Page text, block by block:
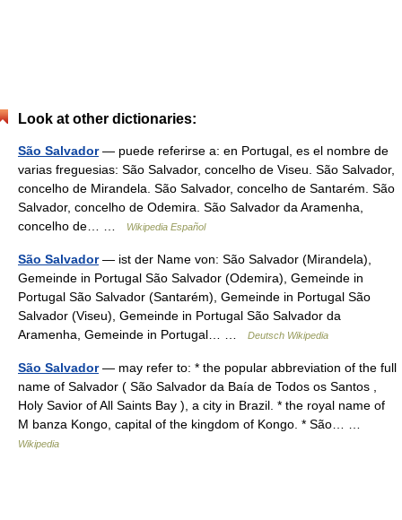
Look at other dictionaries:
São Salvador— puede referirse a: en Portugal, es el nombre de
varias freguesias: São Salvador, concelho de Viseu. São Salvador,
concelho de Mirandela. São Salvador, concelho de Santarém. São
Salvador, concelho de Odemira. São Salvador da Aramenha,
concelho de… …
Wikipedia Español
São Salvador— ist der Name von: São Salvador (Mirandela),
Gemeinde in Portugal São Salvador (Odemira), Gemeinde in
Portugal São Salvador (Santarém), Gemeinde in Portugal São
Salvador (Viseu), Gemeinde in Portugal São Salvador da
Aramenha, Gemeinde in Portugal… …
Deutsch Wikipedia
São Salvador— may refer to: * the popular abbreviation of the full
name of Salvador ( São Salvador da Baía de Todos os Santos ,
Holy Savior of All Saints Bay ), a city in Brazil. * the royal name of
M banza Kongo, capital of the kingdom of Kongo. * São… …
Wikipedia